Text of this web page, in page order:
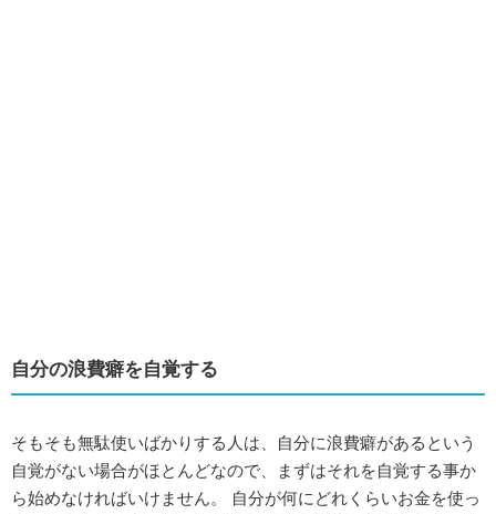
自分の浪費癖を自覚する
そもそも無駄使いばかりする人は、自分に浪費癖があるという
自覚がない場合がほとんどなので、まずはそれを自覚する事か
ら始めなければいけません。 自分が何にどれくらいお金を使っ